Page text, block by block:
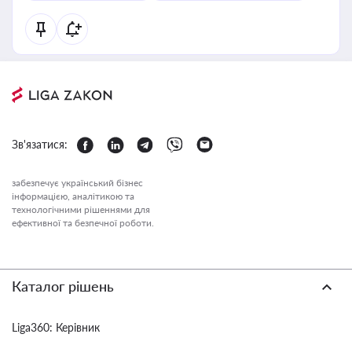
Зв'язатися:
забезпечує український бізнес
інформацією, аналітикою та
технологічними рішеннями для
ефективної та безпечної роботи.
Каталог рішень
Liga360: Керівник